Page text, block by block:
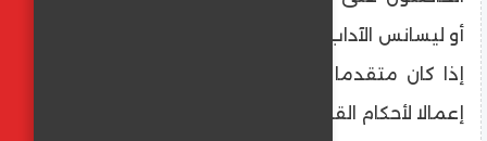
أو ليسانس الآداب قسمي علم النفس والاجتماع
إذا كان متقدما لشغل وظيفة إخصائي وذلك
إعمالا لأحكام القانون.